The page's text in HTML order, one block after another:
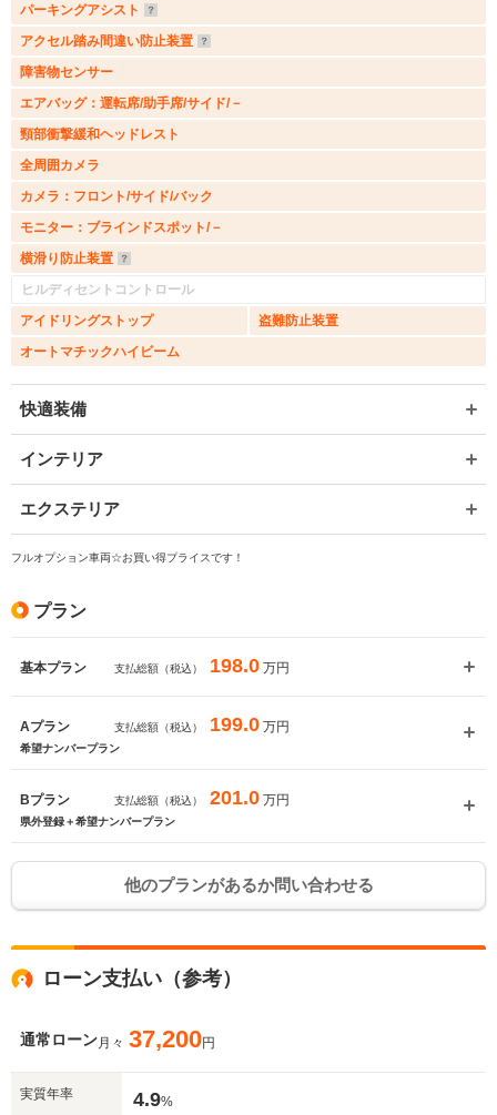
パーキングアシスト
アクセル踏み間違い防止装置
障害物センサー
エアバッグ：運転席/助手席/サイド/－
頸部衝撃緩和ヘッドレスト
全周囲カメラ
カメラ：フロント/サイド/バック
モニター：ブラインドスポット/－
横滑り防止装置
ヒルディセントコントロール
アイドリングストップ
盗難防止装置
オートマチックハイビーム
快適装備
インテリア
エクステリア
フルオプション車両☆お買い得プライスです！
プラン
基本プラン 支払総額（税込） 198.0 万円
Aプラン 支払総額（税込） 199.0 万円
希望ナンバープラン
Bプラン 支払総額（税込） 201.0 万円
県外登録＋希望ナンバープラン
他のプランがあるか問い合わせる
ローン支払い（参考）
通常ローン月々 37,200円
実質年率 4.9%